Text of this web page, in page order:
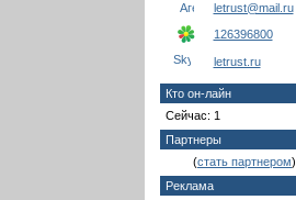
letrust@mail.ru
126396800
letrust.ru
Кто он-лайн
Сейчас: 1
Партнеры
(стать партнером)
Реклама